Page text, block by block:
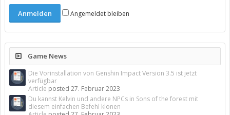
Angemeldet bleiben
Game News
Die Vorinstallation von Genshin Impact Version 3.5 ist jetzt
verfügbar
Article posted 27. Februar 2023
Du kannst Kelvin und andere NPCs in Sons of the forest mit
diesem einfachen Befehl klonen